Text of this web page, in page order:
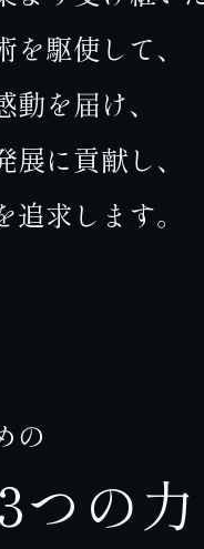
駆使して、
を届け、
に貢献し、
求します。
の
つの力